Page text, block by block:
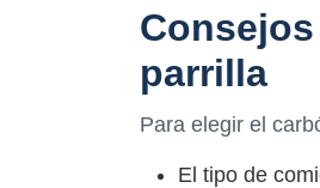
parrilla
Para elegir el
El tipo de